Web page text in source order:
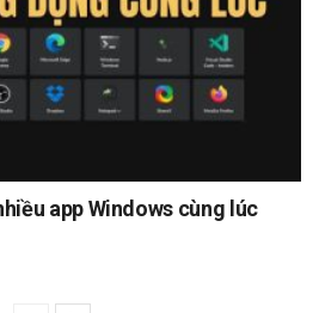
app Windows cùng lúc